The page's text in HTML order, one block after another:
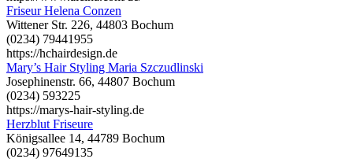
Friseur Helena Conzen
Wittener Str. 226, 44803 Bochum
(0234) 79441955
https://hchairdesign.de
Mary’s Hair Styling Maria Szczudlinski
Josephinenstr. 66, 44807 Bochum
(0234) 593225
https://marys-hair-styling.de
Herzblut Friseure
Königsallee 14, 44789 Bochum
(0234) 97649135